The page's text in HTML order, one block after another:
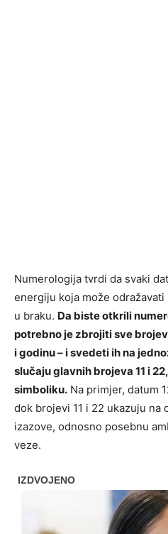
Numerologija tvrdi da svaki
energiju koja može
u braku. Da biste otkrili
potrebno je zbrojiti sve
i godinu – i svedeti ih na
slučaju glavnih brojeva 11 i
simboliku. Na primjer, datum
dok brojevi 11 i 22 ukazuju na
izazove, odnosno posebnu
veze.